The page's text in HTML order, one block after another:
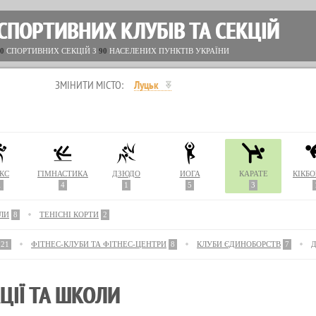
КЛУБІВ ТА СЕКЦІЙ
СПОРТИВНИХ СЕКЦІЙ З 90 НАСЕЛЕНИХ ПУНКТІВ УКРАЇНИ
ЗМІНИТИ МІСТО: Луцьк
ГІМНАСТИКА
4
ДЗЮДО
1
ЙОГА
5
КАРАТЕ
3
8 ТЕНІСНІ КОРТИ 2
21 ФІТНЕС-КЛУБИ ТА ФІТНЕС-ЦЕНТРИ 8 КЛУБИ ЄДИНОБОРСТВ 7
ТА ШКОЛИ